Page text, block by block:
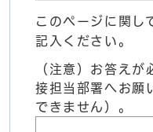
このページに関し
記入ください。
（注意）お答え
接担当部署へお願
できません）。